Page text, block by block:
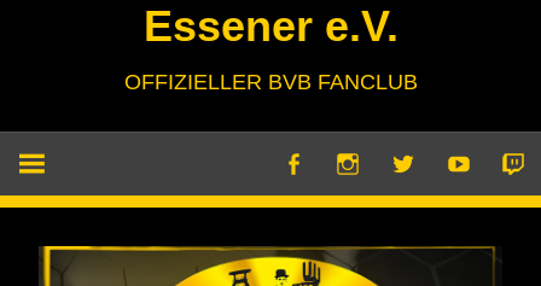
Essener e.V.
OFFIZIELLER BVB FANCLUB